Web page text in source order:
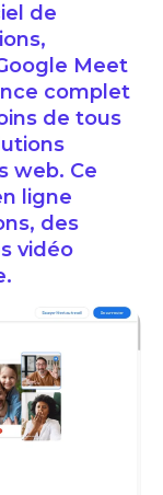
de
Meet
complet
de tous
web. Ce
ligne
des
vidéo